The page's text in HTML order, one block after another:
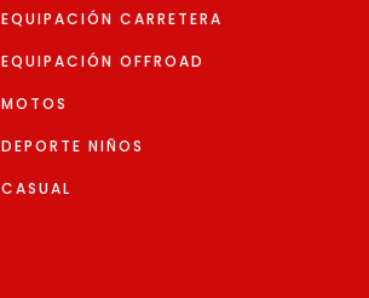
EQUIPACIÓN CARRETERA
EQUIPACIÓN OFFROAD
MOTOS
DEPORTE NIÑOS
CASUAL